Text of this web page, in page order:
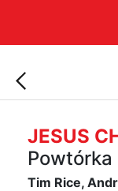
JESUS
Tim Rice,